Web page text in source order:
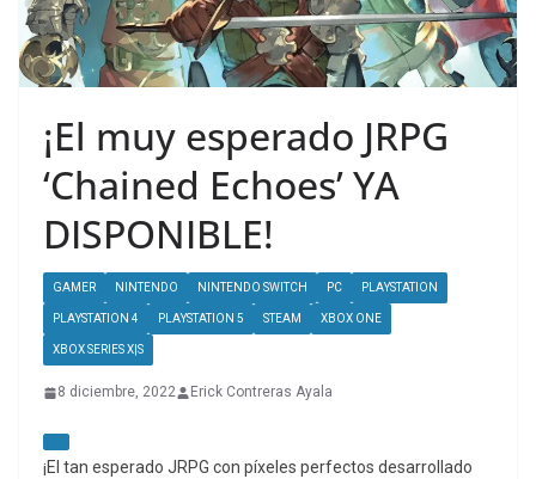
¡El muy esperado JRPG
‘Chained Echoes’ YA
DISPONIBLE!
GAMER NINTENDO NINTENDO SWITCH PC PLAYSTATION
PLAYSTATION 4 PLAYSTATION 5 STEAM XBOX ONE
XBOX SERIES X|S
8 diciembre, 2022 Erick Contreras Ayala
¡El tan esperado JRPG con píxeles perfectos desarrollado